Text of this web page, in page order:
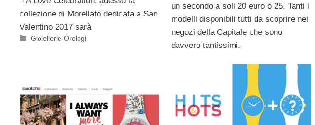
collezione di Morellato dedicata a San
Valentino 2017 sarà
Categorie
Gioiellerie-Orologi
un secondo a soli 20 euro o 25. Tanti i
modelli disponibili tutti da scoprire nei
negozi della Capitale che sono
davvero tantissimi.